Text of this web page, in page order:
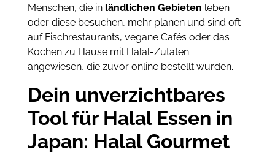
Menschen, die in ländlichen Gebieten leben
oder diese besuchen, mehr planen und sind oft
auf Fischrestaurants, vegane Cafés oder das
Kochen zu Hause mit Halal-Zutaten
angewiesen, die zuvor online bestellt wurden.
Dein unverzichtbares
Tool für Halal Essen in
Japan: Halal Gourmet